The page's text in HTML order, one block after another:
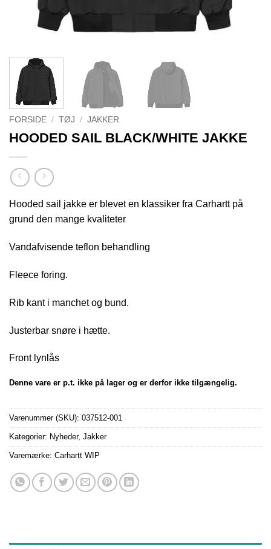
FORSIDE / TØJ / JAKKER
HOODED SAIL BLACK/WHITE JAKKE
Hooded sail jakke er blevet en klassiker fra Carhartt på
grund den mange kvaliteter
Vandafvisende teflon behandling
Fleece foring.
Rib kant i manchet og bund.
Justerbar snøre i hætte.
Front lynlås
Denne vare er p.t. ikke på lager og er derfor ikke tilgængelig.
Varenummer (SKU): 037512-001
Kategorier: Nyheder, Jakker
Varemærke: Carhartt WIP